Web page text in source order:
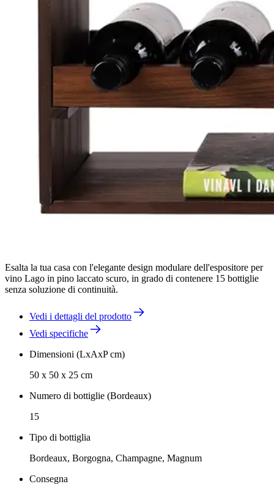
Esalta la tua casa con l'elegante design modulare dell'espositore per
vino Lago in pino laccato scuro, in grado di contenere 15 bottiglie
senza soluzione di continuità.
Vedi i dettagli del prodotto
Vedi specifiche
Dimensioni (LxAxP cm)
50 x 50 x 25 cm
Numero di bottiglie (Bordeaux)
15
Tipo di bottiglia
Bordeaux, Borgogna, Champagne, Magnum
Consegna